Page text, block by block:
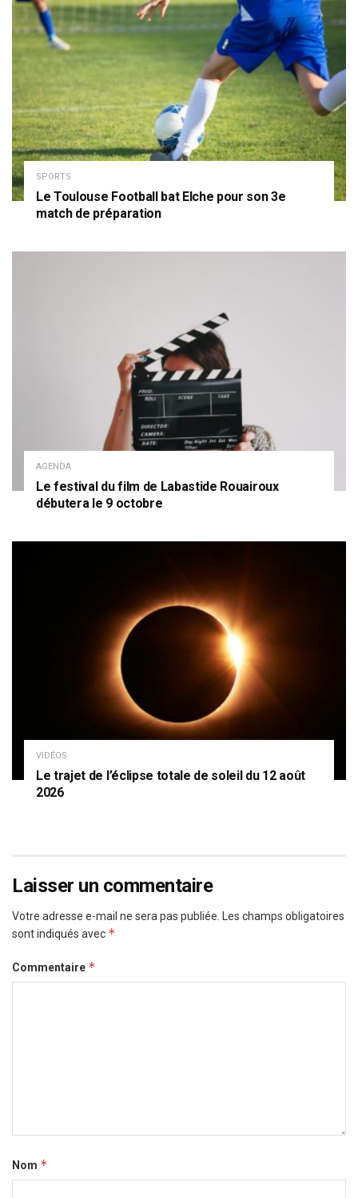
SPORTS
Le Toulouse Football bat Elche pour son 3e
match de préparation
AGENDA
Le festival du film de Labastide Rouairoux
débutera le 9 octobre
VIDÉOS
Le trajet de l’éclipse totale de soleil du 12 août
2026
Laisser un commentaire
Votre adresse e-mail ne sera pas publiée. Les champs obligatoires
sont indiqués avec *
Commentaire *
Nom *